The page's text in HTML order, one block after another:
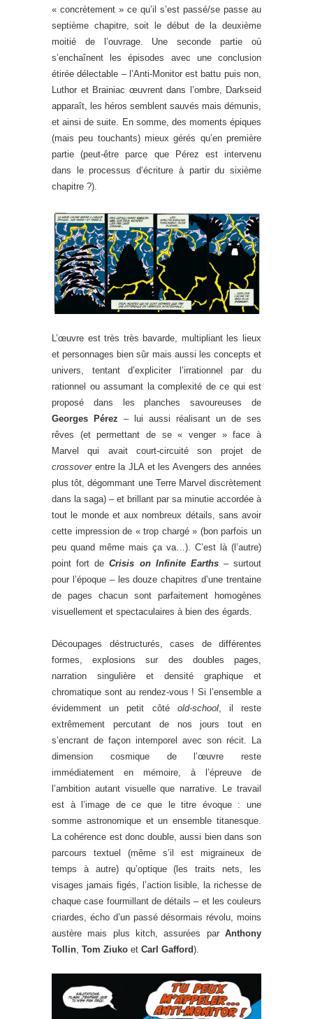
« concrètement » ce qu’il s’est passé/se passe au
septième chapitre, soit le début de la deuxième
moitié de l’ouvrage. Une seconde partie où
s’enchaînent les épisodes avec une conclusion
étirée délectable – l’Anti-Monitor est battu puis non,
Luthor et Brainiac œuvrent dans l’ombre, Darkseid
apparaît, les héros semblent sauvés mais démunis,
et ainsi de suite. En somme, des moments épiques
(mais peu touchants) mieux gérés qu’en première
partie (peut-être parce que Pérez est intervenu
dans le processus d’écriture à partir du sixième
chapitre ?).
L’œuvre est très très bavarde, multipliant les lieux
et personnages bien sûr mais aussi les concepts et
univers, tentant d’expliciter l’irrationnel par du
rationnel ou assumant la complexité de ce qui est
proposé dans les planches savoureuses de
Georges Pérez – lui aussi réalisant un de ses
rêves (et permettant de se « venger » face à
Marvel qui avait court-circuité son projet de
crossoverentre la JLA et les Avengers des années
plus tôt, dégommant une Terre Marvel discrètement
dans la saga) – et brillant par sa minutie accordée à
tout le monde et aux nombreux détails, sans avoir
cette impression de « trop chargé » (bon parfois un
peu quand même mais ça va…). C’est là (l’autre)
point fort deCrisis on Infinite Earths – surtout
pour l’époque – les douze chapitres d’une trentaine
de pages chacun sont parfaitement homogènes
visuellement et spectaculaires à bien des égards.
Découpages déstructurés, cases de différentes
formes, explosions sur des doubles pages,
narration singulière et densité graphique et
chromatique sont au rendez-vous ! Si l’ensemble a
évidemment un petit côté old-school, il reste
extrêmement percutant de nos jours tout en
s’encrant de façon intemporel avec son récit. La
dimension cosmique de l’œuvre reste
immédiatement en mémoire, à l’épreuve de
l’ambition autant visuelle que narrative. Le travail
est à l’image de ce que le titre évoque : une
somme astronomique et un ensemble titanesque.
La cohérence est donc double, aussi bien dans son
parcours textuel (même s’il est migraineux de
temps à autre) qu’optique (les traits nets, les
visages jamais figés, l’action lisible, la richesse de
chaque case fourmillant de détails – et les couleurs
criardes, écho d’un passé désormais révolu, moins
austère mais plus kitch, assurées par Anthony
Tollin Tom Ziuko et Carl Gafford).